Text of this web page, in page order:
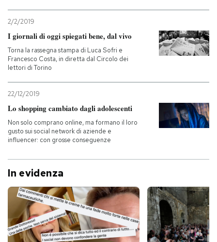
2/2/2019
I giornali di oggi spiegati bene, dal vivo
Torna la rassegna stampa di Luca Sofri e
Francesco Costa, in diretta dal Circolo dei
lettori di Torino
22/12/2019
Lo shopping cambiato dagli adolescenti
Non solo comprano online, ma formano il loro
gusto sui social network di aziende e
influencer: con grosse conseguenze
In evidenza